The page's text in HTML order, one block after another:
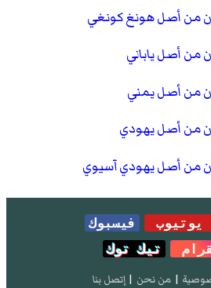
من أصل هونغ كونغي
من أصل ياباني
من أصل يمني
من أصل يهودي
من أصل يهودي آسيوي
يوتيوب
فيسبوك
تيك توك
| من نحن | إتصل بنا